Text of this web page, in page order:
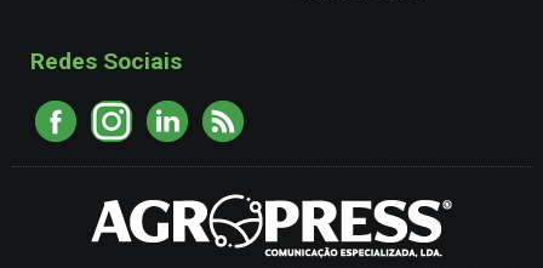
Redes Sociais